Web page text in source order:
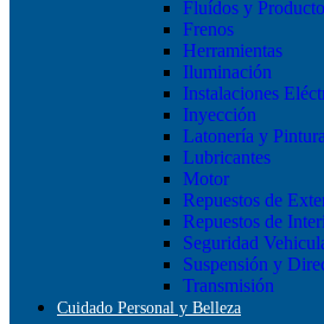
Fluídos y
Frenos
Herramientas
Iluminación
Instalaciones
Inyección
Latonería y Pintura
Lubricantes
Motor
Repuestos de
Repuestos de
Seguridad
Suspensión y
Transmisión
Cuidado Personal y Belleza